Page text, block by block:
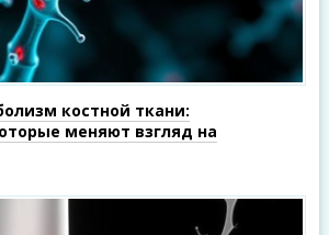
костной ткани:
меняют взгляд на